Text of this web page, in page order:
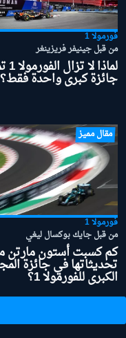
فورمولا 1
من قبل جينيفر فريزينغر
جائزة كبرى واحدة فقط؟
مقال مميز
فورمولا 1
من قبل جايك بوكسال ليغي
كم كسبت أستون مارتن
تحديثاتها في جائزة
الكبرى للفورمولا 1؟